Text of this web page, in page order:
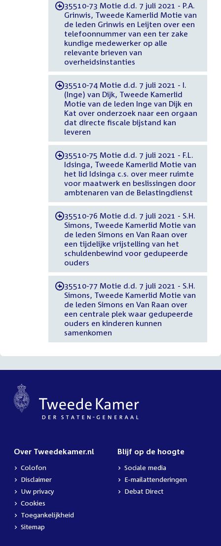
-35510-73 Motie d.d. 7 juli 2021 - P.A.
Grinwis, Tweede Kamerlid Motie van
de leden Grinwis en Leijten over een
telefoonnummer van een ter zake
kundige medewerker op alle
relevante brieven van
overheidsinstanties
-35510-74 Motie d.d. 7 juli 2021 - I.
(Inge) van Dijk, Tweede Kamerlid
Motie van de leden Inge van Dijk en
Kat over onderzoek naar een orgaan
dat directe fiscale bijstand kan
leveren
-35510-75 Motie d.d. 7 juli 2021 - F.L.
Idsinga, Tweede Kamerlid Motie van
het lid Idsinga c.s. over meer ruimte
voor maatwerk en beslissingen door
ambtenaren van de Belastingdienst
-35510-76 Motie d.d. 7 juli 2021 - S.H.
Simons, Tweede Kamerlid Motie van
de leden Simons en Van Raan over
een tijdelijke vrijstelling van het
schuldenbewind voor gedupeerde
ouders
-35510-77 Motie d.d. 7 juli 2021 - S.H.
Simons, Tweede Kamerlid Motie van
de leden Simons en Van Raan over
een centrale plek waar gedupeerde
ouders en kinderen kunnen
samenkomen
Over Tweedekamer.nl
Colofon
Disclaimer
Uw privacy
Cookies
Toegankelijkheid
Sitemap
Blijf op de hoogte
Sociale media
E-mailattenderingen
Debat Direct